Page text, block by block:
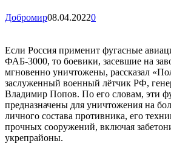
Добромир08.04.20220
Если Россия применит фугасные
ФАБ-3000, то боевики, засевшие на
мгновенно уничтожены, рассказал
заслуженный военный лётчик РФ,
Владимир Попов. По его словам, эти
предназначены для уничтожения на
личного состава противника, его
прочных сооружений, включая
укрепрайоны.